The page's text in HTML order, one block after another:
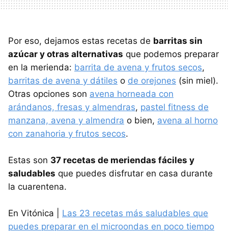
Por eso, dejamos estas recetas de barritas sin
azúcar y otras alternativas que podemos preparar
en la merienda: barrita de avena y frutos secos,
barritas de avena y dátiles o de orejones (sin miel).
Otras opciones son avena horneada con
arándanos, fresas y almendras, pastel fitness de
manzana, avena y almendra o bien, avena al horno
con zanahoria y frutos secos.
Estas son 37 recetas de meriendas fáciles y
saludables que puedes disfrutar en casa durante
la cuarentena.
En Vitónica | Las 23 recetas más saludables que
puedes preparar en el microondas en poco tiempo